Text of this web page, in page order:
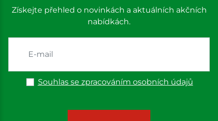
Získejte přehled o novinkách a aktuálních akčních
nabídkách.
Souhlas se zpracováním osobních údajů